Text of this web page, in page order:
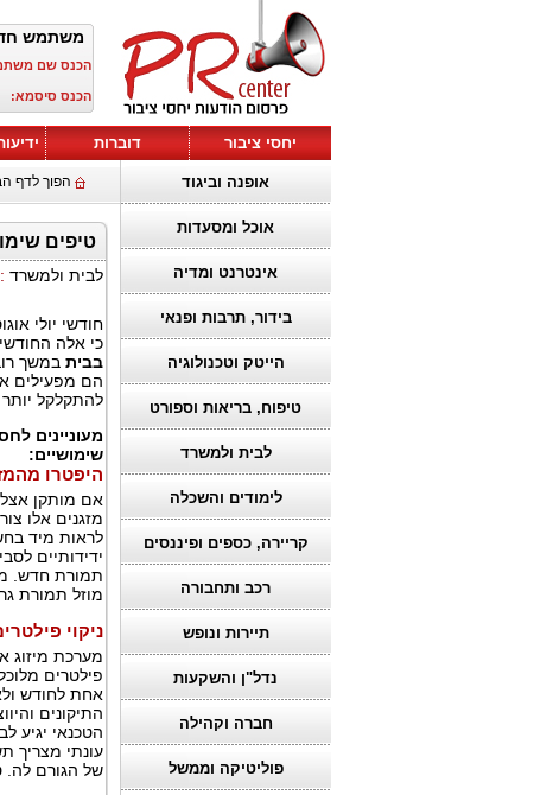
משתמש
הכנס שם
הכנס סיסמא:
יחסי ציבור דוברות
אופנה וביגוד
אוכל ומסעדות
אינטרנט ומדיה
בידור, תרבות ופנאי
הייטק וטכנולוגיה
טיפוח, בריאות וספורט
לבית ולמשרד
לימודים והשכלה
קריירה, כספים ופיננסים
רכב ותחבורה
תיירות ונופש
נדל"ן והשקעות
חברה וקהילה
פוליטיקה וממשל
הפוך לדף
טיפים
לבית ולמשרד :
חודשי יולי
כי אלה
בבית במשך
הם מפעילים
להתקלקל יותר
מעוניינים
שימושיים:
היפטרו
אם מותקן
מזגנים אלו
לראות מיד
ידידותיים
תמורת חדש.
מוזל תמורת
ניקוי
מערכת מיזוג
פילטרים
אחת לחודש
התיקונים
הטכנאי יגיע
עונתי מצריך
של הגורם לה.